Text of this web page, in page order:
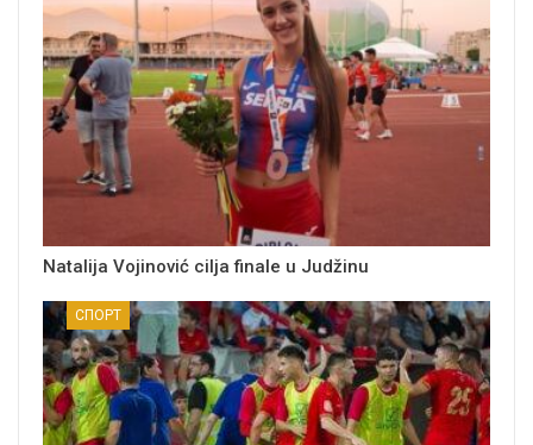
Natalija Vojinović cilja finale u Judžinu
СПОРТ